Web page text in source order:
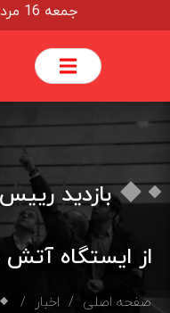
جمعه 16 مرداد
بازدید
از ایستگاه آتش
صفحه اصلی / اخبار /